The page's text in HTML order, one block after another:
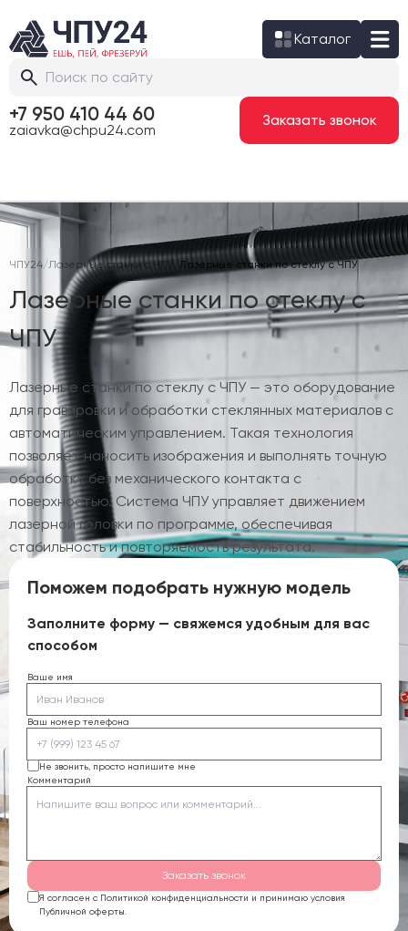
Каталог
+7 950 410 44 60
zaiavka@chpu24.com
Заказать звонок
ЧПУ24/Лазерные станки с ЧПУ / Лазерные станки по стеклу с ЧПУ
Лазерные станки по стеклу с
ЧПУ
Лазерные станки по стеклу с ЧПУ — это оборудование
для гравировки и обработки стеклянных материалов с
автоматическим управлением. Такая технология
позволяет наносить изображения и выполнять точную
обработку без механического контакта с
поверхностью. Система ЧПУ управляет движением
лазерной головки по программе, обеспечивая
стабильность и повторяемость результата.
Поможем подобрать нужную модель
Заполните форму — свяжемся удобным для вас
способом
Ваше имя
Ваш номер телефона
Не звонить, просто напишите мне
Комментарий
Заказать звонок
Я согласен с Политикой конфиденциальности и принимаю условия
Публичной оферты.